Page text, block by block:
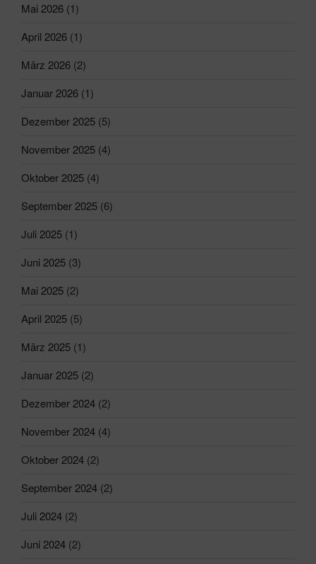
Mai 2026 (1)
April 2026 (1)
März 2026 (2)
Januar 2026 (1)
Dezember 2025 (5)
November 2025 (4)
Oktober 2025 (4)
September 2025 (6)
Juli 2025 (1)
Juni 2025 (3)
Mai 2025 (2)
April 2025 (5)
März 2025 (1)
Januar 2025 (2)
Dezember 2024 (2)
November 2024 (4)
Oktober 2024 (2)
September 2024 (2)
Juli 2024 (2)
Juni 2024 (2)